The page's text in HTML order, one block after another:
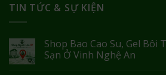
TIN TỨC & SỰ KIỆN
Shop Bao Cao Su, Gel Bôi
Sạn Ở Vinh Nghệ An